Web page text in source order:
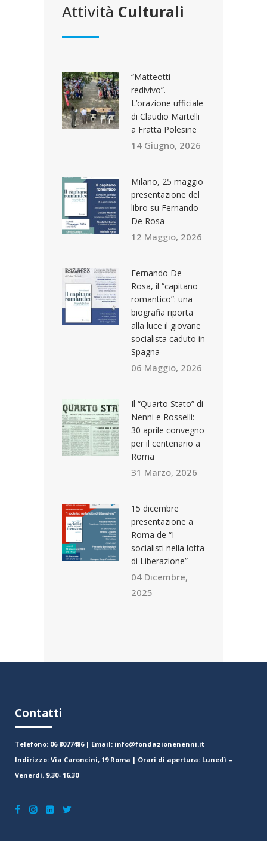
Attività Culturali
“Matteotti
redivivo”.
L’orazione ufficiale
di Claudio Martelli
a Fratta Polesine
14 Giugno, 2026
Milano, 25 maggio
presentazione del
libro su Fernando
De Rosa
12 Maggio, 2026
Fernando De
Rosa, il “capitano
romantico”: una
biografia riporta
alla luce il giovane
socialista caduto in
Spagna
06 Maggio, 2026
Il “Quarto Stato” di
Nenni e Rosselli:
30 aprile convegno
per il centenario a
Roma
31 Marzo, 2026
15 dicembre
presentazione a
Roma de “I
socialisti nella lotta
di Liberazione”
04 Dicembre,
2025
Contatti
Telefono: 06 8077486 | Email: info@fondazionenenni.it
Indirizzo: Via Caroncini, 19 Roma | Orari di apertura: Lunedì –
Venerdì. 9.30- 16.30